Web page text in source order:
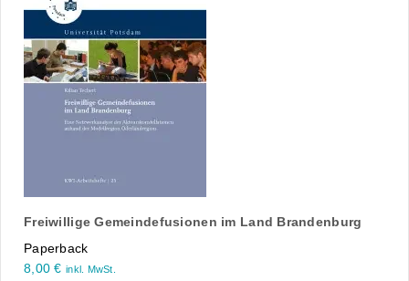
Freiwillige Gemeindefusionen im Land Brandenburg
Paperback
8,00€ inkl. MwSt.